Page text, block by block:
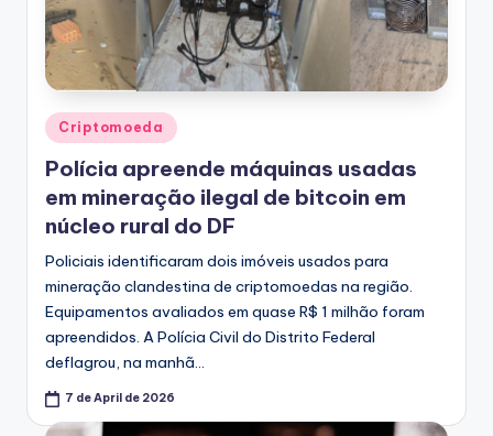
Posted
in
Criptomoeda
Polícia apreende máquinas usadas
em mineração ilegal de bitcoin em
núcleo rural do DF
Policiais identificaram dois imóveis usados para
mineração clandestina de criptomoedas na região.
Equipamentos avaliados em quase R$ 1 milhão foram
apreendidos. A Polícia Civil do Distrito Federal
deflagrou, na manhã…
7 de April de 2026